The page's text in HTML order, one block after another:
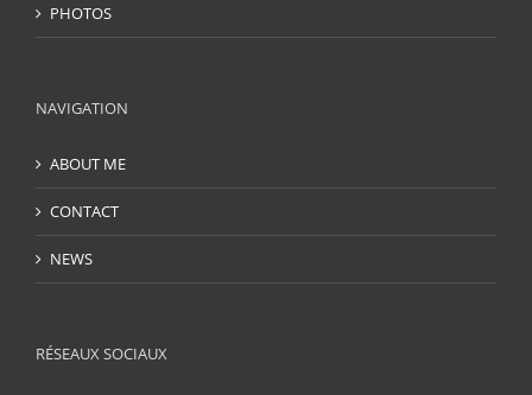
PHOTOS
NAVIGATION
ABOUT ME
CONTACT
NEWS
RÉSEAUX SOCIAUX